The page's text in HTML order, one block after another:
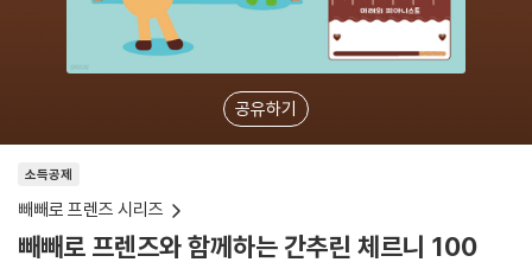
공유하기
소득공제
빼빼로 프렌즈 시리즈
빼빼로 프렌즈와 함께하는 간추린 체르니 100